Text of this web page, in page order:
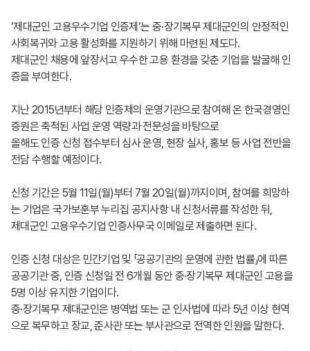
‘제대군인 고용우수기업 인증제’는 중·장기복무 제대군인의 안정적인
사회복귀와 고용 활성화를 지원하기 위해 마련된 제도다.
제대군인 채용에 앞장서고 우수한 고용 환경을 갖춘 기업을 발굴해 인
증을 부여한다.
지난 2015년부터 해당 인증제의 운영기관으로 참여해 온 한국경영인
증원은 축적된 사업 운영 역량과 전문성을 바탕으로
올해도 인증 신청 접수부터 심사 운영, 현장 실사, 홍보 등 사업 전반을
전담 수행할 예정이다.
신청 기간은 5월 11일(월)부터 7월 20일(월)까지이며, 참여를 희망하
는 기업은 국가보훈부 누리집 공지사항 내 신청서류를 작성한 뒤,
제대군인 고용우수기업 인증사무국 이메일로 제출하면 된다.
인증 신청 대상은 민간기업 및 「공공기관의 운영에 관한 법률」에 따른
공공기관 중, 인증 신청일 전 6개월 동안 중·장기복무 제대군인 고용을
5명 이상 유지한 기업이다.
중·장기복무 제대군인은 병역법 또는 군 인사법에 따라 5년 이상 현역
으로 복무하고 장교, 준사관 또는 부사관으로 전역한 인원을 말한다.